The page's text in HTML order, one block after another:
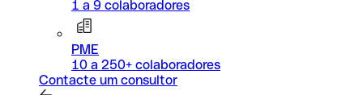
1 a 9 colaboradores
PME
10 a 250+ colaboradores
Contacte um consultor